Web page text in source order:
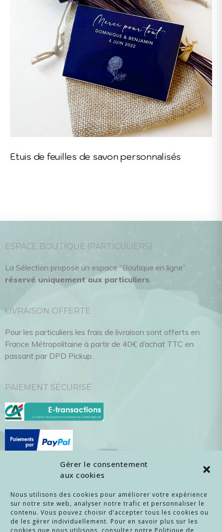
Gérer le consentement
aux cookies
Nous utilisons des cookies pour améliorer votre expérience
sur notre site web, analyser notre trafic et personnaliser le
contenu. Vous pouvez choisir d’accepter tous les cookies ou
de les gérer individuellement. Pour en savoir plus sur les
cookies que nous utilisons, consultez notre Politique de
Etuis de feuilles de savon personnalisés
ESPACE BOUTIQUE (PARTICULIERS)
La Sélection propose un espace “Boutique en ligne”
réservé uniquement aux particuliers
LIVRAISON OFFERTE
Pour les particuliers les frais de livraison sont offerts en
France Métropolitaine à partir de 40€ d’achat TTC en
passant par DPD Pickup.
PAIEMENT SÉCURISÉ
Pour lesentrepriseset lesrevendeursintéressés par nos
objets, merci denous contacter!